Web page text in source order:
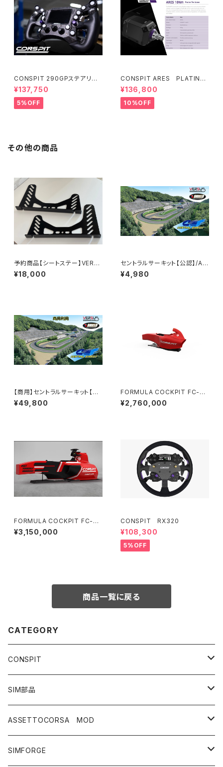
CONSPIT 290GPステアリン
グ
¥137,750
5%OFF
CONSPIT ARES PLATINU
M 15Nm 受注発注】
¥136,800
10%OFF
その他の商品
予約商品【シートステー】VERS
USオリジナル
¥18,000
セントラルサーキット【公認】/AS
SETTOCORSA MOD V1.3
¥4,980
【商用】セントラルサーキット【公
認】/ASSETTOCORSA MO
D V1.3
¥49,800
FORMULA COCKPIT FC-Lit
e CONSPIT
¥2,760,000
FORMULA COCKPIT FC-PR
O CONSPIT
¥3,150,000
CONSPIT RX320
¥108,300
5%OFF
商品一覧に戻る
CATEGORY
CONSPIT
ペダル
CCP.LITE
CPP.EVO
ステアリング
Dx320
ハンドブレーキ
SIM部品
ハンドル
シート関連
ASSETTOCORSA MOD
車両
SIMFORGE